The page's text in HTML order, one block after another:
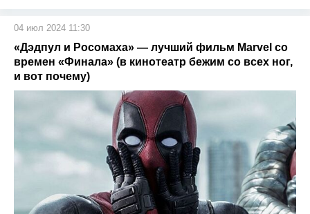
04 июл 2024 11:30
«Дэдпул и Росомаха» — лучший фильм Marvel со
времен «Финала» (в кинотеатр бежим со всех ног,
и вот почему)